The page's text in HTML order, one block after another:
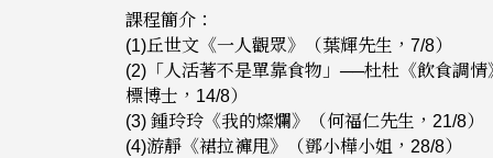
課程簡介：
(1)丘世文《一人觀眾》（葉輝先生，7/8）
(2)「人活著不是單靠食物」──杜杜《飲食調情
標博士，14/8）
(3) 鍾玲玲《我的燦爛》（何福仁先生，21/8）
(4)游靜《裙拉褲甩》（鄧小樺小姐，28/8）